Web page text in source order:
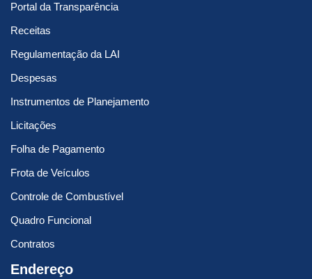
Portal da Transparência
Receitas
Regulamentação da LAI
Despesas
Instrumentos de Planejamento
Licitações
Folha de Pagamento
Frota de Veículos
Controle de Combustível
Quadro Funcional
Contratos
Endereço